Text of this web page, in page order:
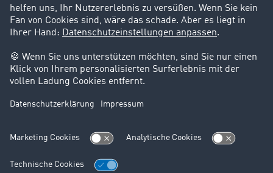
Kontakt
Rechtliches
Impressum
AGB